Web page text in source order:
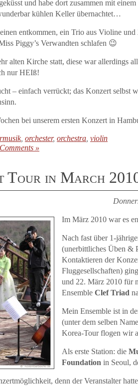
und habe dort zusammen mit
kühlen Keller übernachtet…
entkommen, ein Trio aus Violine und
Piggy’s Verwandten schlafen 😉
alten Kirche statt, diese war allerdings
nur HEIß!
– einfach verrückt; das Konzert selbst
bei unserem ersten Konzert in
, orchester, orchestra violin
»
Tour in March
Im März 2010 war es
Nach fast über 1-
(unerbittliches Üben &
Kontaktieren der
Fluggesellschaften)
und 22. März 2010 für
Ensemble Clef Triad
Mein Ensemble ist in
(unter dem selben
Korea-Tour flogen wir
Als erste Station: die
Foundation in Seoul,
denn der Veranstalter